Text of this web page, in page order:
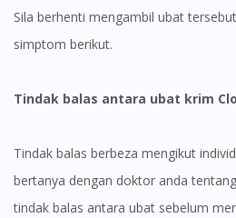
You seem to be shopping
Sila berhenti mengambil ubat tersebut jika anda mengalami
simptom berikut.
Tindak balas antara ubat krim
Tindak balas berbeza mengikut individu. Anda digalakkan untuk
bertanya dengan doktor anda
tindak balas antara ubat sebelum